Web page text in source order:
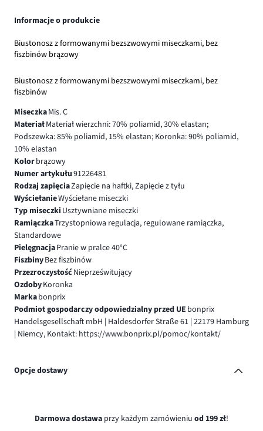
Informacje o produkcie
Biustonosz z formowanymi bezszwowymi miseczkami, bez
fiszbinów brązowy
Biustonosz z formowanymi bezszwowymi miseczkami, bez
fiszbinów
MiseczkaMis. C
MateriałMateriał wierzchni: 70% poliamid, 30% elastan;
Podszewka: 85% poliamid, 15% elastan; Koronka: 90% poliamid,
10% elastan
Kolorbrązowy
Numer artykułu91226481
Rodzaj zapięciaZapięcie na haftki, Zapięcie z tyłu
WyściełanieWyściełane miseczki
Typ miseczki Usztywniane miseczki
RamiączkaTrzystopniowa regulacja, regulowane ramiączka,
Standardowe
PielęgnacjaPranie w pralce 40°C
FiszbinyBez fiszbinów
PrzezroczystośćNieprześwitujący
OzdobyKoronka
Markabonprix
Podmiot gospodarczy odpowiedzialny przed UE bonprix
Handelsgesellschaft mbH | Haldesdorfer Straße 61 | 22179 Hamburg
| Niemcy, Kontakt: https://www.bonprix.pl/pomoc/kontakt/
Opcje dostawy
Darmowa dostawa przy każdym zamówieniu od 199 zł!